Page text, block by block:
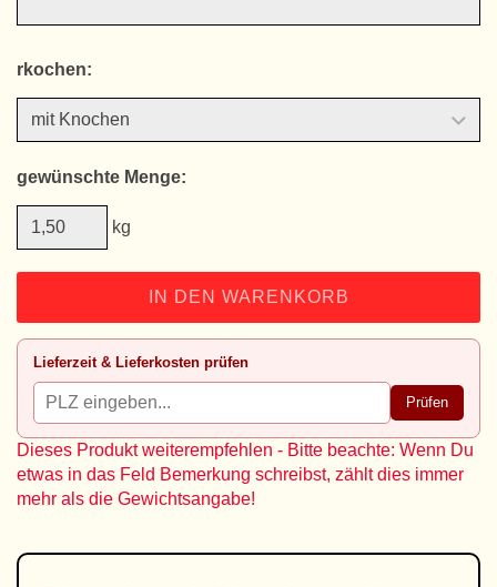
rkochen:
gewünschte Menge:
kg
IN DEN WARENKORB
Lieferzeit & Lieferkosten prüfen
Prüfen
Dieses Produkt weiterempfehlen - Bitte beachte: Wenn Du
etwas in das Feld Bemerkung schreibst, zählt dies immer
mehr als die Gewichtsangabe!